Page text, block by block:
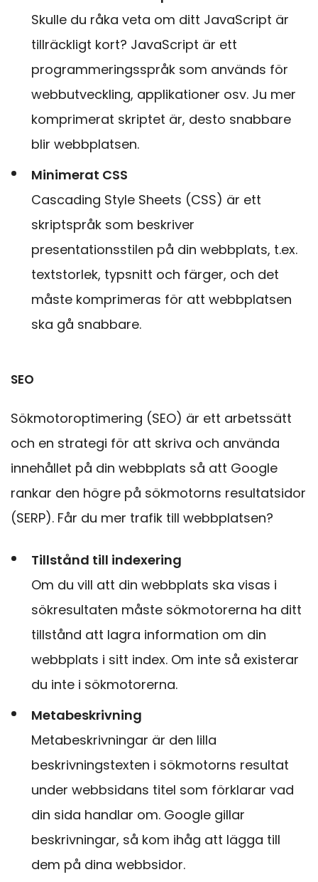
Skulle du råka veta om ditt JavaScript är
tillräckligt kort? JavaScript är ett
programmeringsspråk som används för
webbutveckling, applikationer osv. Ju mer
komprimerat skriptet är, desto snabbare
blir webbplatsen.
Minimerat CSS
Cascading Style Sheets (CSS) är ett
skriptspråk som beskriver
presentationsstilen på din webbplats, t.ex.
textstorlek, typsnitt och färger, och det
måste komprimeras för att webbplatsen
ska gå snabbare.
SEO
Sökmotoroptimering (SEO) är ett arbetssätt
och en strategi för att skriva och använda
innehållet på din webbplats så att Google
rankar den högre på sökmotorns resultatsidor
(SERP). Får du mer trafik till webbplatsen?
Tillstånd till indexering
Om du vill att din webbplats ska visas i
sökresultaten måste sökmotorerna ha ditt
tillstånd att lagra information om din
webbplats i sitt index. Om inte så existerar
du inte i sökmotorerna.
Metabeskrivning
Metabeskrivningar är den lilla
beskrivningstexten i sökmotorns resultat
under webbsidans titel som förklarar vad
din sida handlar om. Google gillar
beskrivningar, så kom ihåg att lägga till
dem på dina webbsidor.